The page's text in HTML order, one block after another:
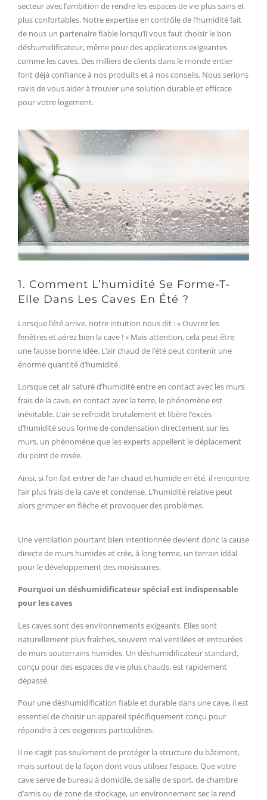
secteur avec l’ambition de rendre les espaces de vie plus sains et
plus confortables. Notre expertise en contrôle de l’humidité fait
de nous un partenaire fiable lorsqu’il vous faut choisir le bon
déshumidificateur, même pour des applications exigeantes
comme les caves. Des milliers de clients dans le monde entier
font déjà confiance à nos produits et à nos conseils. Nous serions
ravis de vous aider à trouver une solution durable et efficace
pour votre logement.
1. Comment L’humidité Se Forme-T-
Elle Dans Les Caves En Été ?
Lorsque l’été arrive, notre intuition nous dit : « Ouvrez les
fenêtres et aérez bien la cave ! » Mais attention, cela peut être
une fausse bonne idée. L’air chaud de l’été peut contenir une
énorme quantité d’humidité.
Lorsque cet air saturé d’humidité entre en contact avec les murs
frais de la cave, en contact avec la terre, le phénomène est
inévitable. L’air se refroidit brutalement et libère l’excès
d’humidité sous forme de condensation directement sur les
murs, un phénomène que les experts appellent le déplacement
du point de rosée.
Ainsi, si l’on fait entrer de l’air chaud et humide en été, il rencontre
l’air plus frais de la cave et condense. L’humidité relative peut
alors grimper en flèche et provoquer des problèmes.
Une ventilation pourtant bien intentionnée devient donc la cause
directe de murs humides et crée, à long terme, un terrain idéal
pour le développement des moisissures.
Pourquoi un déshumidificateur spécial est indispensable
pour les caves
Les caves sont des environnements exigeants. Elles sont
naturellement plus fraîches, souvent mal ventilées et entourées
de murs souterrains humides. Un déshumidificateur standard,
conçu pour des espaces de vie plus chauds, est rapidement
dépassé.
Pour une déshumidification fiable et durable dans une cave, il est
essentiel de choisir un appareil spécifiquement conçu pour
répondre à ces exigences particulières.
Il ne s’agit pas seulement de protéger la structure du bâtiment,
mais surtout de la façon dont vous utilisez l’espace. Que votre
cave serve de bureau à domicile, de salle de sport, de chambre
d’amis ou de zone de stockage, un environnement sec la rend